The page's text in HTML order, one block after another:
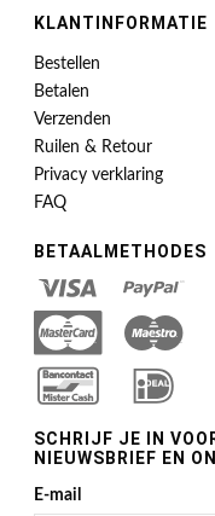
KLANTINFORMATIE
Bestellen
Betalen
Verzenden
Ruilen & Retour
Privacy verklaring
FAQ
BETAALMETHODES
SCHRIJF JE IN
NIEUWSBRIEF EN
E-mail